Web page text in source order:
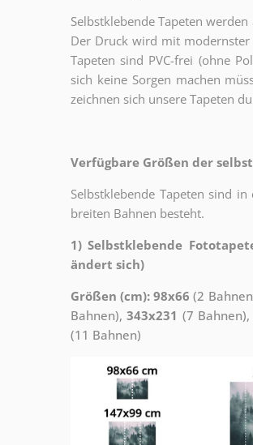
Selbstklebende Tapeten
Der Druck wird mit modernster
Tapeten sind PVC-frei (ohne
sich keine Sorgen machen
zeichnen sich unsere Tapeten
Verfügbare Größen der
Selbstklebende Tapeten sind
breiten Bahnen besteht.
1) Selbstklebende
ändert sich)
Größen (cm): 98x66 (2
Bahnen),343x231 (7 Bahnen),
(11 Bahnen)